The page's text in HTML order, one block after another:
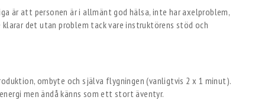
är att personen är i allmänt god hälsa, inte har axelproblem,
klarar det utan problem tack vare instruktörens stöd och
ombyte och själva flygningen (vanligtvis 2 x 1 minut).
men ändå känns som ett stort äventyr.